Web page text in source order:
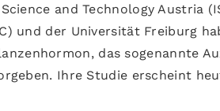
and Technology Austria
und der Universität Freiburg
das sogenannte
Ihre Studie erscheint